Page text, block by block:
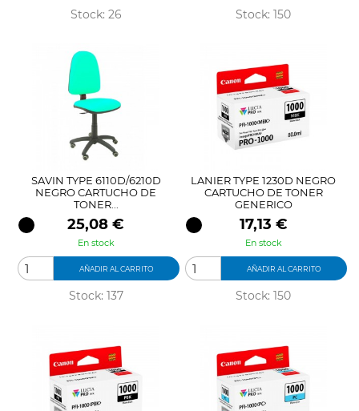
Stock: 26 Stock: 150
SAVIN TYPE 6110D/6210D
NEGRO CARTUCHO DE
TONER...
Precio
25,08 €
En stock
AÑADIR AL CARRITO
Stock: 137
LANIER TYPE 1230D NEGRO
CARTUCHO DE TONER
GENERICO
Precio
17,13 €
En stock
AÑADIR AL CARRITO
Stock: 150